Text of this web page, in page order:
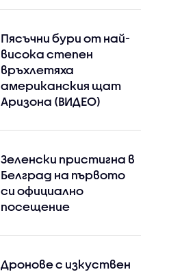
Пясъчни бури от най-
висока степен
връхлетяха
американския щат
Аризона (ВИДЕО)
Зеленски пристигна в
Белград на първото
си официално
посещение
Дронове с изкуствен